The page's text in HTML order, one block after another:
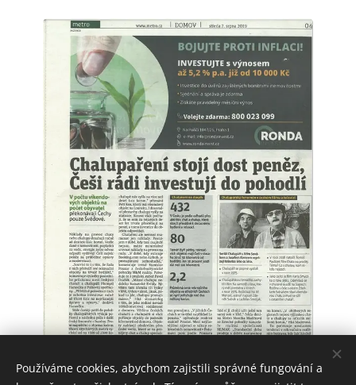
Používáme cookies, abychom zajistili správné fungování a